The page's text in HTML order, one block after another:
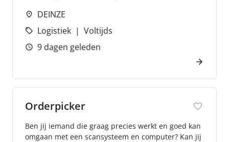
DEINZE
Logistiek
Voltijds
9 dagen geleden
Orderpicker
Ben jij iemand die graag precies werkt en goed kan
omgaan met een scansysteem en computer? Kan jij